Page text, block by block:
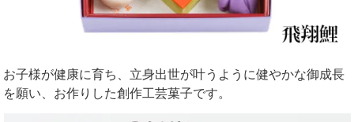
お子様が健康に育ち、立身出世が叶うように健やかな御成長
を願い、お作りした創作工芸菓子です。